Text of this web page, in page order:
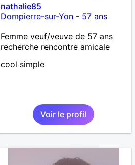
nathalie85
Dompierre-sur-Yon - 57 ans
Femme veuf/veuve de 57 ans
recherche rencontre amicale
cool simple
Voir le profil